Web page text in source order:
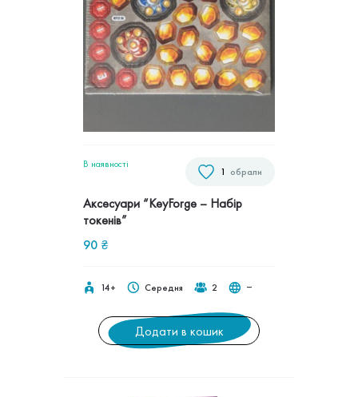
обрали
1
В наявностi
Аксесуари “KeyForge – Набір
токенів”
90 ₴
14+ Середня 2 ‒
Додати в кошик